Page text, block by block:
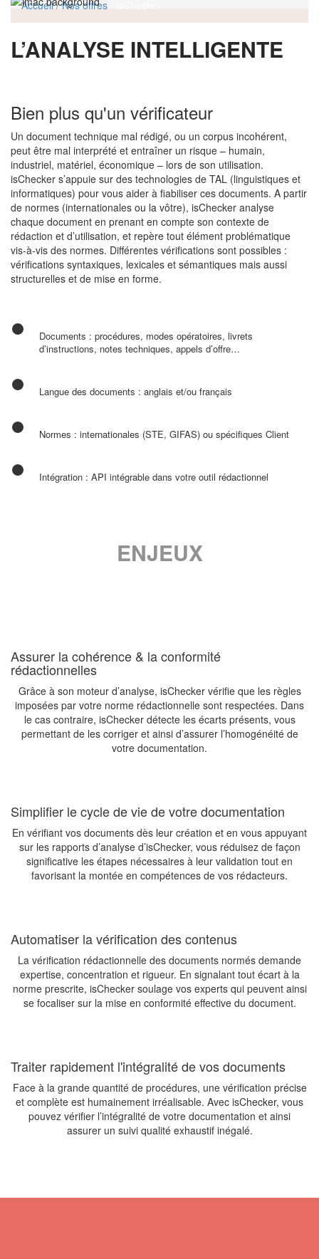
Accueil/ Nos offres
L’ANALYSE INTELLIGENTE
Bien plus qu'un vérificateur
Un document technique mal rédigé, ou un corpus incohérent,
peut être mal interprété et entraîner un risque – humain,
industriel, matériel, économique – lors de son utilisation.
isChecker s’appuie sur des technologies de TAL (linguistiques et
informatiques) pour vous aider à fiabiliser ces documents. A partir
de normes (internationales ou la vôtre), isChecker analyse
chaque document en prenant en compte son contexte de
rédaction et d’utilisation, et repère tout élément problématique
vis-à-vis des normes. Différentes vérifications sont possibles :
vérifications syntaxiques, lexicales et sémantiques mais aussi
structurelles et de mise en forme.
Documents : procédures, modes opératoires, livrets
d’instructions, notes techniques, appels d’offre…
Langue des documents : anglais et/ou français
Normes : internationales (STE, GIFAS) ou spécifiques Client
Intégration : API intégrable dans votre outil rédactionnel
ENJEUX
Assurer la cohérence & la conformité
rédactionnelles
Grâce à son moteur d’analyse, isChecker vérifie que les règles
imposées par votre norme rédactionnelle sont respectées. Dans
le cas contraire, isChecker détecte les écarts présents, vous
permettant de les corriger et ainsi d’assurer l’homogénéité de
votre documentation.
Simplifier le cycle de vie de votre documentation
En vérifiant vos documents dès leur création et en vous appuyant
sur les rapports d’analyse d’isChecker, vous réduisez de façon
significative les étapes nécessaires à leur validation tout en
favorisant la montée en compétences de vos rédacteurs.
Automatiser la vérification des contenus
La vérification rédactionnelle des documents normés demande
expertise, concentration et rigueur. En signalant tout écart à la
norme prescrite, isChecker soulage vos experts qui peuvent ainsi
se focaliser sur la mise en conformité effective du document.
Traiter rapidement l'intégralité de vos documents
Face à la grande quantité de procédures, une vérification précise
et complète est humainement irréalisable. Avec isChecker, vous
pouvez vérifier l’intégralité de votre documentation et ainsi
assurer un suivi qualité exhaustif inégalé.